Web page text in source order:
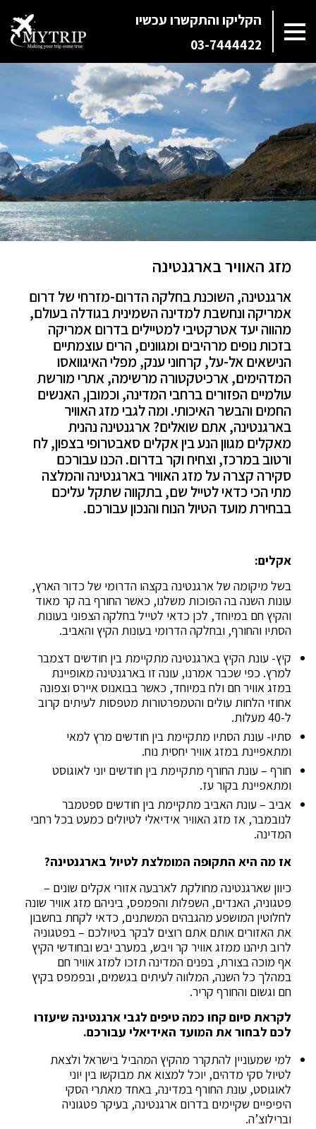
הקליקו והתקשרו עכשיו
03-7444422
מזג האוויר בארגנטינה
ארגנטינה, השוכנת בחלקה הדרום-מזרחי של דרום
אמריקה ונחשבת למדינה השמינית בגודלה בעולם,
מהווה יעד אטרקטיבי למטיילים בדרום אמריקה
בזכות נופים מרהיבים ומגוונים, הרים עוצמתיים
הנישאים אל-על, קרחוני ענק, מפלי האיגוואסו
המדהימים, ארכיטקטורה מרשימה, אתרי מורשת
עולמיים הפזורים ברחבי המדינה, וכמובן, האנשים
החמים והבשר האיכותי. ומה לגבי מזג האוויר
בארגנטינה, אתם שואלים? ארגנטינה נהנית
מאקלים מגוון הנע בין אקלים סאבטרופי בצפון, לח
ורטוב במרכז, וצחיח וקר בדרום. הכנו עבורכם
סקירה קצרה על מזג האוויר בארגנטינה והמלצה
מתי הכי כדאי לטייל שם, בתקווה שתקל עליכם
בבחירת מועד הטיול הנוח והנכון עבורכם.
אקלים:
בשל מיקומה של ארגנטינה בקצהו הדרומי של כדור הארץ,
עונות השנה בה הפוכות משלנו, כאשר החורף בה קר מאוד
והקיץ חם במיוחד, לכן כדאי לטייל בחלקה הצפוני בעונות
הסתיו והחורף, ובחלקה הדרומי בעונות הקיץ והאביב.
קיץ- עונת הקיץ בארגנטינה מתקיימת בין חודשים דצמבר
למרץ. כפי שכבר אמרנו, עונה זו בארגנטינה מאופיינת
במזג אוויר חם ולח במיוחד, כאשר בבואנוס איירס וצפונה
אחוזי הלחות עולים והטמפרטורות מטפסות לעיתים קרוב
ל-40 מעלות.
סתיו- עונת הסתיו מתקיימת בין חודשים מרץ למאי
ומתאפיינת במזג אוויר יחסית נוח.
חורף – עונת החורף מתקיימת בין חודשים יוני לאוגוסט
ומתאפיינת בקור עז.
אביב – עונת האביב מתקיימת בין חודשים ספטמבר
לנובמבר, אז מזג האוויר אידיאלי לטיולים כמעט בכל רחבי
המדינה.
אז מה היא התקופה המומלצת לטיול בארגנטינה?
כיוון שארגנטינה מחולקת לארבעה אזורי אקלים שונים –
פטגוניה, האנדים, השפלות והפמפס, ביניהם מזג אוויר שונה
לחלוטין המושפע מהגבהים המשתנים, כדאי לקחת בחשבון
את האזורים אותם אתם רוצים לבקר בטיולכם – בפטגוניה
לרוב תיהנו ממזג אוויר קר ויבש, במערב יבש ובחודשי הקיץ
אף מוכה בצורת, בפנים המדינה תזכו למזג אוויר חם
במהלך כל השנה, המלווה לעיתים בגשמים, ובפמפס בקיץ
חם וגשום והחורף קריר.
לקראת סיום קחו כמה טיפים לגבי ארגנטינה שיעזרו
לכם לבחור את המועד האידיאלי עבורכם.
למי שמעוניין להתקרר מהקיץ המהביל בישראל ולצאת
לטיול סקי מדהים, יוכל למצוא את מבוקשו בין יוני
לאוגוסט, עונת החורף במדינה, באחד מאתרי הסקי
היפיפיים שקיימים בדרום ארגנטינה, בעיקר פטגוניה
וברילוצ’ה.